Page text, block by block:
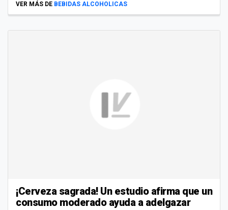
VER MÁS DE BEBIDAS ALCOHOLICAS
¡Cerveza sagrada! Un estudio afirma que un
consumo moderado ayuda a adelgazar